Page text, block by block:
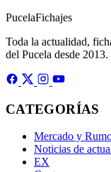
PucelaFichajes
Toda la actualidad,
del Pucela desde 2013.
CATEGORÍAS
Mercado y
Noticias de
EX